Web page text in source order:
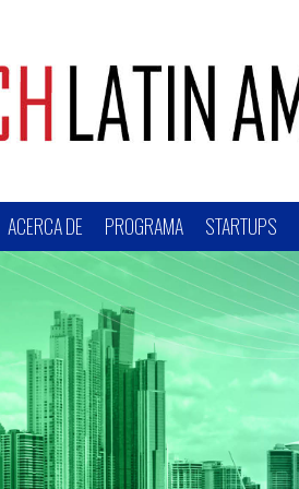
ACERCA DE PROGRAMA STARTUPS